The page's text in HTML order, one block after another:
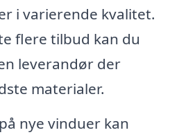
i varierende kvalitet.
flere tilbud kan du
leverandør der
materialer.
nye vinduer kan